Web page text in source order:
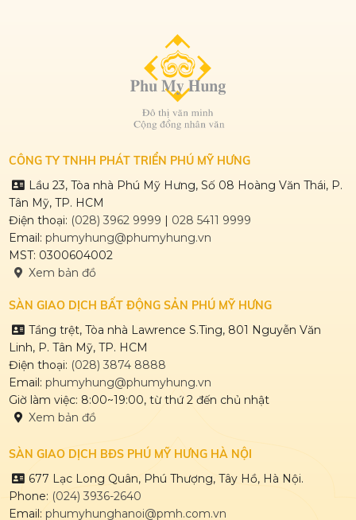
CÔNG TY TNHH PHÁT TRIỂN PHÚ MỸ HƯNG
Lầu 23, Tòa nhà Phú Mỹ Hưng, Số 08 Hoàng Văn Thái, P.
Tân Mỹ, TP. HCM
Điện thoại: (028) 3962 9999 | 028 5411 9999
Email: phumyhung@phumyhung.vn
MST: 0300604002
Xem bản đồ
SÀN GIAO DỊCH BẤT ĐỘNG SẢN PHÚ MỸ HƯNG
Tầng trệt, Tòa nhà Lawrence S.Ting, 801 Nguyễn Văn
Linh, P. Tân Mỹ, TP. HCM
Điện thoại: (028) 3874 8888
Email: phumyhung@phumyhung.vn
Giờ làm việc: 8:00~19:00, từ thứ 2 đến chủ nhật
Xem bản đồ
SÀN GIAO DỊCH BĐS PHÚ MỸ HƯNG HÀ NỘI
677 Lạc Long Quân, Phú Thượng, Tây Hồ, Hà Nội.
Phone: (024) 3936-2640
Email: phumyhunghanoi@pmh.com.vn